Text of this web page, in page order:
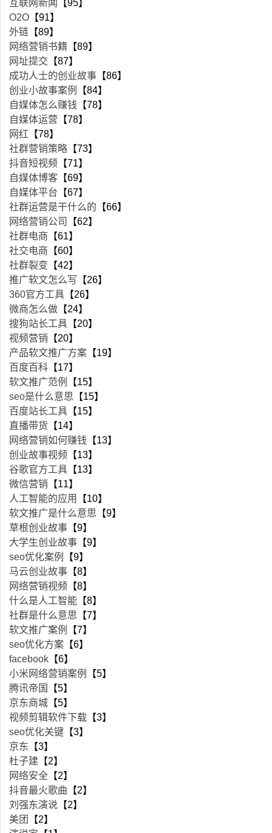
互联网新闻
【95】
O2O 【91】
外链 【89】
网络营销书籍 【89】
网址提交 【87】
成功人士的创业故事 【86】
创业小故事案例
【84】
自媒体怎么赚钱 【78】
自媒体运营 【78】
网红 【78】
社群营销策略 【73】
抖音短视频 【71】
自媒体博客 【69】
自媒体平台 【67】
社群运营是干什么的 【66】
网络营销公司
【62】
社群电商 【61】
社交电商 【60】
社群裂变 【42】
推广软文怎么写 【26】
360官方工具 【26】
微商怎么做 【24】
搜狗站长工具 【20】
视频营销 【20】
产品软文推广方案 【19】
百度百科 【17】
软文推广范例
【15】
seo是什么意思 【15】
百度站长工具 【15】
直播带货 【14】
网络营销如何赚钱 【13】
创业故事视频 【13】
谷歌官方工具 【13】
微信营销 【11】
人工智能的应用
【10】
软文推广是什么意思 【9】
草根创业故事 【9】
大学生创业故事 【9】
seo优化案例
【9】
马云创业故事 【8】
网络营销视频 【8】
什么是人工智能 【8】
社群是什么意思 【7】
软文推广案例
【7】
seo优化方案 【6】
facebook 【6】
小米网络营销案例
【5】
腾讯帝国
【5】
京东商城 【5】
视频剪辑软件下载 【3】
seo优化关键 【3】
京东 【3】
杜子建 【2】
网络安全 【2】
抖音最火歌曲 【2】
刘强东演说 【2】
美团
【2】